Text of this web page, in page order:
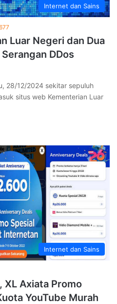
Internet dan Sains
Luar Negeri dan Dua
DDos
28/12/2024 sekitar sepuluh
situs web Kementerian Luar
Internet dan Sains
XL Axiata Promo
YouTube Murah